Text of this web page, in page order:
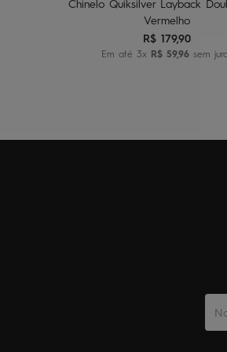
Chinelo Quiksilver Layback
Vermelho
R$ 179,90
Em até3x R$ 59,96 sem